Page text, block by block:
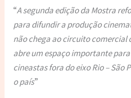
“A segunda edição da Mostra
para difundir a produção
não chega ao circuito comercial
abre um espaço importante
cineastas fora do eixo Rio – São
o país”